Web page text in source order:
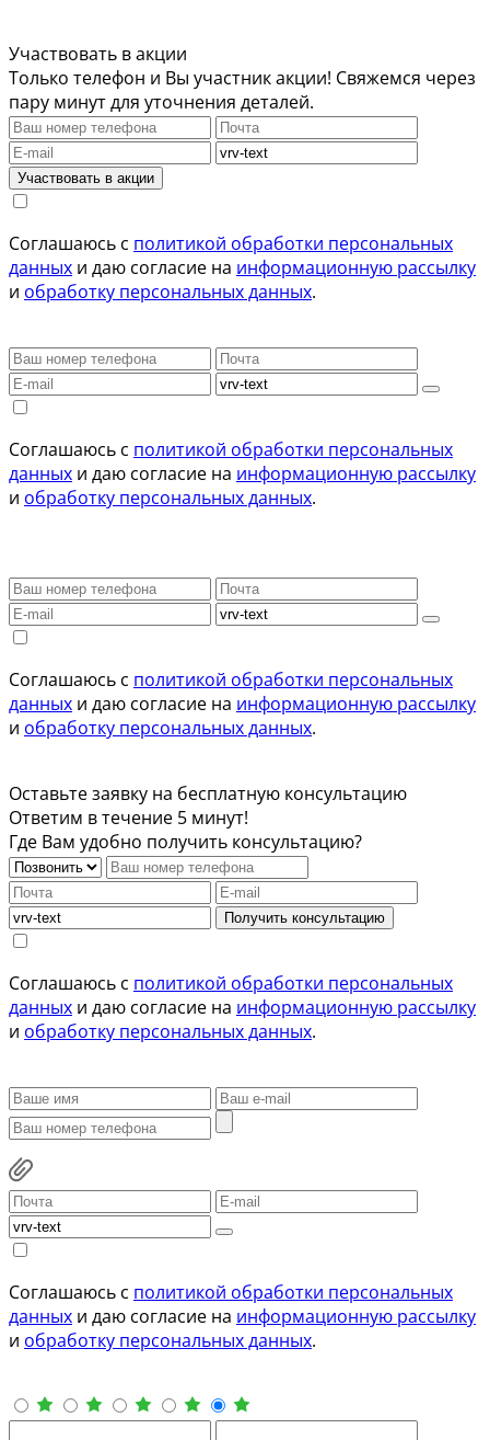
Участвовать в акции
Только телефон и Вы участник акции! Свяжемся через
пару минут для уточнения деталей.
Участвовать в акции
Соглашаюсь с политикой обработки персональных
данных и даю согласие на информационную рассылку
и обработку персональных данных.
Соглашаюсь с политикой обработки персональных
данных и даю согласие на информационную рассылку
и обработку персональных данных.
Соглашаюсь с политикой обработки персональных
данных и даю согласие на информационную рассылку
и обработку персональных данных.
Оставьте заявку на бесплатную консультацию
Ответим в течение 5 минут!
Где Вам удобно получить консультацию?
Получить консультацию
Соглашаюсь с политикой обработки персональных
данных и даю согласие на информационную рассылку
и обработку персональных данных.
Соглашаюсь с политикой обработки персональных
данных и даю согласие на информационную рассылку
и обработку персональных данных.